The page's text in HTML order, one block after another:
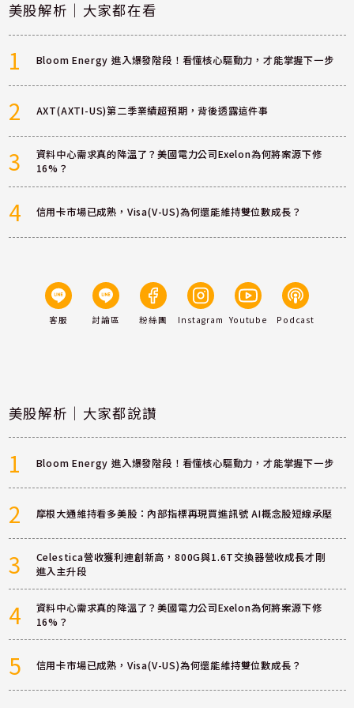
美股解析｜大家都在看
1 Bloom Energy 進入爆發階段！看懂核心驅動力，才能掌握下一步
2 AXT(AXTI-US)第二季業績超預期，背後透露這件事
3
資料中心需求真的降溫了？美國電力公司Exelon為何將案源下修
16%？
4 信用卡市場已成熟，Visa(V-US)為何還能維持雙位數成長？
客服 討論區 粉絲團 Instagram Youtube Podcast
美股解析｜大家都說讚
1 Bloom Energy 進入爆發階段！看懂核心驅動力，才能掌握下一步
2 摩根大通維持看多美股：內部指標再現買進訊號 AI概念股短線承壓
3
Celestica營收獲利連創新高，800G與1.6T交換器營收成長才剛
進入主升段
4
資料中心需求真的降溫了？美國電力公司Exelon為何將案源下修
16%？
5 信用卡市場已成熟，Visa(V-US)為何還能維持雙位數成長？